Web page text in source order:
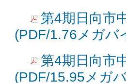
第4期日向市
(PDF/1.76メガバ
第4期日向市
(PDF/15.95メガ